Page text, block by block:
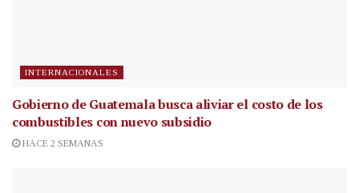
INTERNACIONALES
Gobierno de Guatemala busca aliviar el costo de los
combustibles con nuevo subsidio
HACE 2 SEMANAS